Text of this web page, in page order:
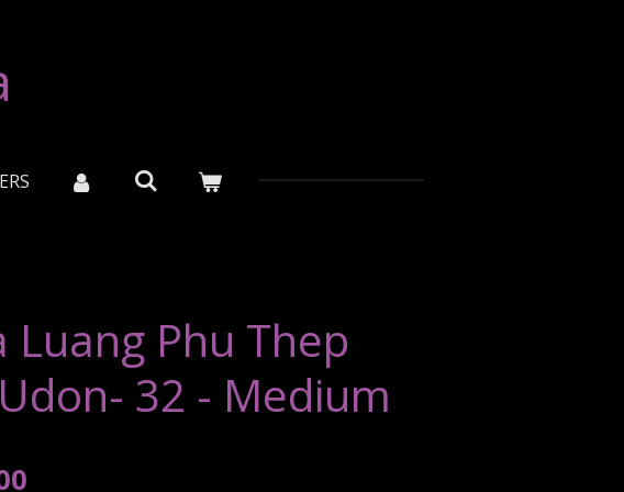
Luang Phu Thep
32 - Medium